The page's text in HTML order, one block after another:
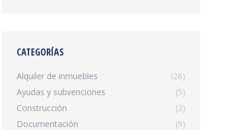
CATEGORÍAS
Alquiler de inmuebles
(26)
Ayudas y subvenciones
(5)
Construcción
(2)
Documentación
(9)